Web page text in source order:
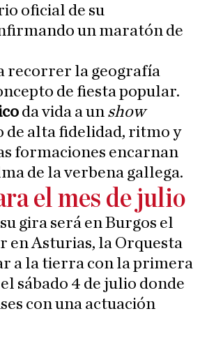
oficial de su
un maratón de
recorrer la geografía
de fiesta popular.
da vida a un show
de alta fidelidad, ritmo y
formaciones encarnan
de la verbena gallega.
el mes de julio
gira será en Burgos el
en Asturias, la Orquesta
a la tierra con la primera
sábado 4 de julio donde
con una actuación